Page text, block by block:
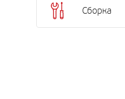
Сборка